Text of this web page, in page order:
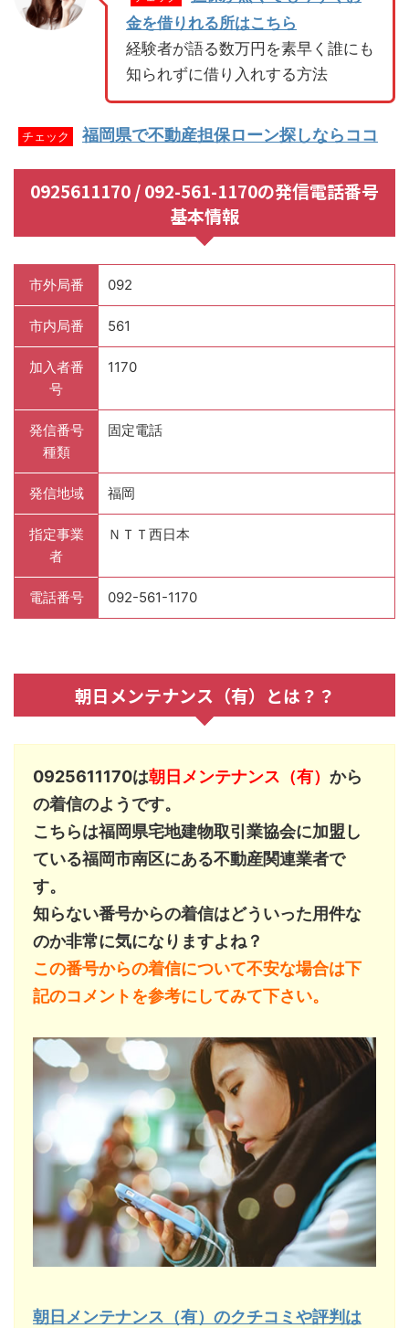
金を借りれる所はこちら
経験者が語る数万円を素早く誰にも
知られずに借り入れする方法
チェック 福岡県で不動産担保ローン探しならココ
0925611170 / 092-561-1170の発信電話番号
基本情報
市外局番 092
市内局番 561
加入者番
号
1170
発信番号
種類
固定電話
発信地域 福岡
指定事業
者
ＮＴＴ西日本
電話番号 092-561-1170
朝日メンテナンス（有）とは？？
0925611170は朝日メンテナンス（有） から
の着信のようです。
こちらは福岡県宅地建物取引業協会に加盟し
ている福岡市南区にある不動産関連業者で
す。
知らない番号からの着信はどういった用件な
のか非常に気になりますよね？
この番号からの着信について不安な場合は下
記のコメントを参考にしてみて下さい。
朝日メンテナンス（有）のクチコミや評判は